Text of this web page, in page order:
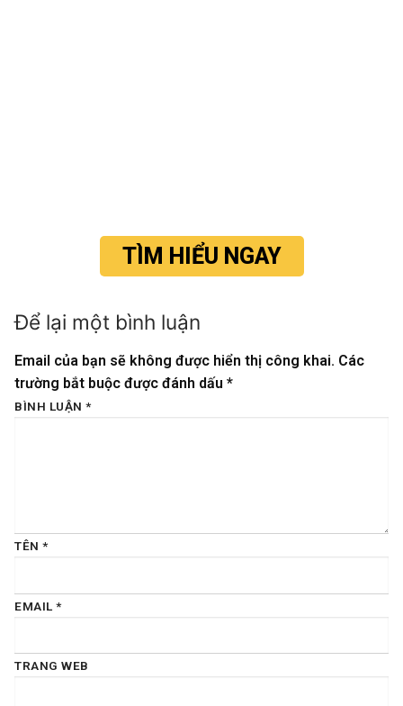
TÌM HIỂU NGAY
Để lại một bình luận
Email của bạn sẽ không được hiển thị công khai. Các
trường bắt buộc được đánh dấu *
BÌNH LUẬN *
TÊN *
EMAIL *
TRANG WEB